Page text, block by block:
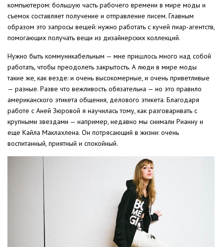
компьютером: большую часть рабочего времени в мире моды и
съемок составляет получение и отправление писем. Главным
образом это запросы вещей: нужно работать с кучей пиар-агентств,
помогающих получать вещи из дизайнерских коллекций.
Нужно быть коммуникабельным — мне пришлось много над собой
работать, чтобы преодолеть закрытость. А люди в мире моды
такие же, как везде: и очень высокомерные, и очень приветливые
— разные. Разве что вежливость обязательна — но это правило
американского этикета общения, делового этикета. Благодаря
работе с Аней Зюровой я научилась тому, как разговаривать с
крупными звездами — например, недавно мы снимали Рианну и
еще Кайла Маклахлена. Он потрясающий в жизни: очень
воспитанный, приятный и спокойный.